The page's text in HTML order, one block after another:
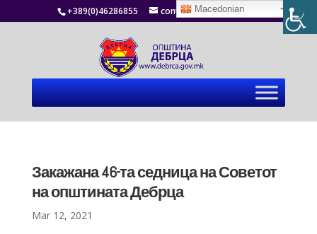
+389(0)46286855 contact@debrca.gov.mk
Закажана 46-та седница на Советот
на општината Дебрца
Mar 12, 2021
Macedonian